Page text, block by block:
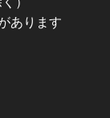
あります